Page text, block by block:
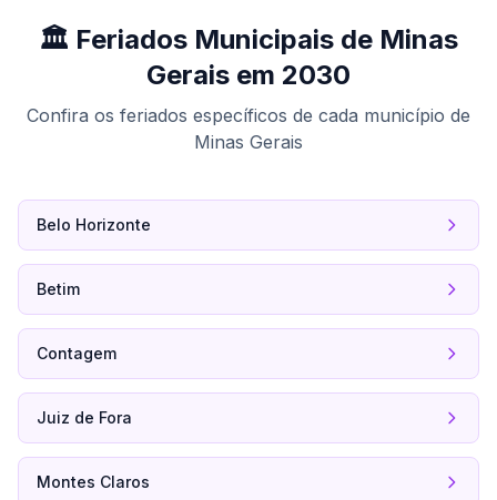
🏛️ Feriados Municipais de Minas
Gerais em 2030
Confira os feriados específicos de cada município de
Minas Gerais
Belo Horizonte
Betim
Contagem
Juiz de Fora
Montes Claros